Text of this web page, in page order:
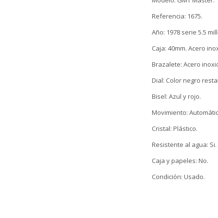
Referencia: 1675.
Año: 1978 serie 5.5
Caja: 40mm. Acero
Brazalete: Acero
Dial: Color negro
Bisel: Azul y rojo.
Movimiento:
Cristal: Plástico.
Resistente al agua: Si.
Caja y papeles: No.
Condición: Usado.